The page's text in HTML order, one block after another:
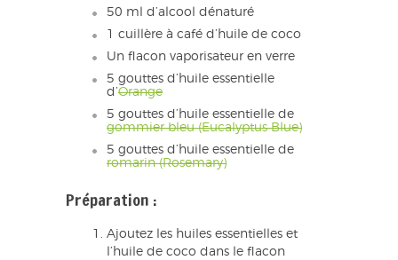
50 ml d’alcool dénaturé
1 cuillère à café d’huile de coco
Un flacon vaporisateur en verre
5 gouttes d’huile essentielle
d’Orange
5 gouttes d’huile essentielle de
gommier bleu (Eucalyptus Blue)
5 gouttes d’huile essentielle de
romarin (Rosemary)
Préparation :
Ajoutez les huiles essentielles et
l’huile de coco dans le flacon